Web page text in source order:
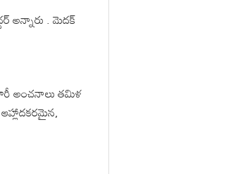
అన్నారు . మెదక్
అంచనాలు తమిళ